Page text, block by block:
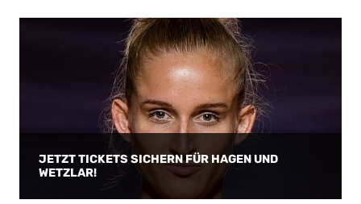
JETZT TICKETS SICHERN FÜR HAGEN UND
WETZLAR!